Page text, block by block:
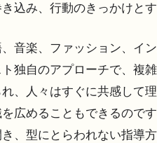
込み、行動のきっかけとす
音楽、ファッション、イ
独自のアプローチで、複
、人々はすぐに共感して
広めることもできるので
、型にとらわれない指導